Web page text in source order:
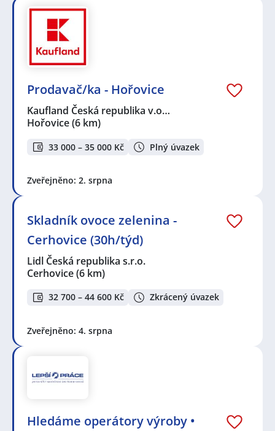
Prodavač/ka - Hořovice
Kaufland Česká republika v.o…
Hořovice(6 km)
33 000 – 35 000 Kč Plný úvazek
Zveřejněno: 2. srpna
Skladník ovoce zelenina -
Cerhovice (30h/týd)
Lidl Česká republika s.r.o.
Cerhovice(6 km)
32 700 – 44 600 Kč Zkrácený úvazek
Zveřejněno: 4. srpna
Hledáme operátory výroby •